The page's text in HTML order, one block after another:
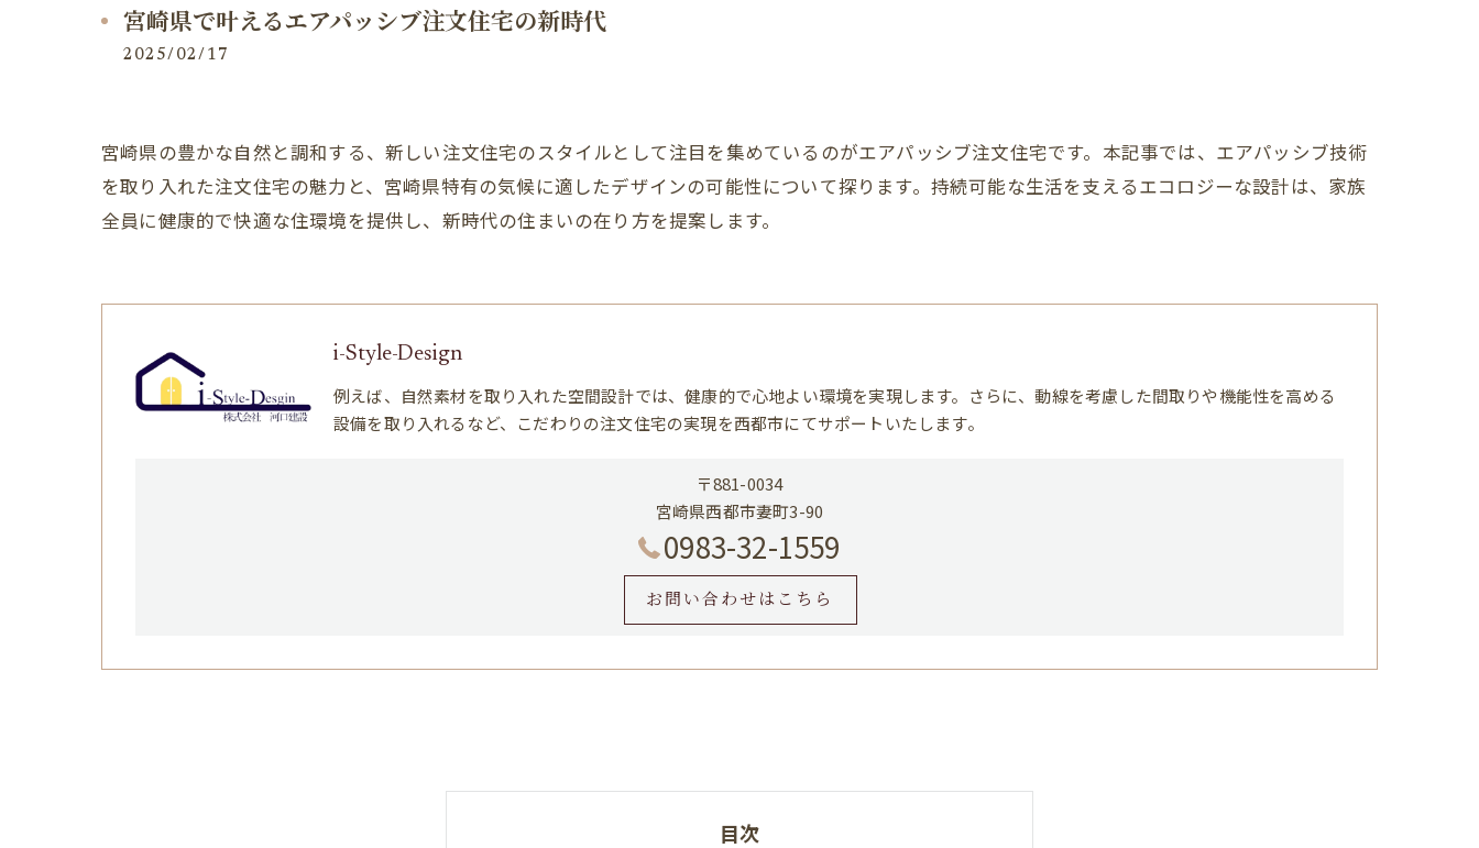
宮崎県で叶えるエアパッシブ注文住宅の新時代
2025/02/17
宮崎県の豊かな自然と調和する、新しい注文住宅のスタイルとして注目を集めているのがエアパッシブ注文住宅です。本記事では、エアパッシブ技術
を取り入れた注文住宅の魅力と、宮崎県特有の気候に適したデザインの可能性について探ります。持続可能な生活を支えるエコロジーな設計は、家族
全員に健康的で快適な住環境を提供し、新時代の住まいの在り方を提案します。
i-Style-Design
例えば、自然素材を取り入れた空間設計では、健康的で心地よい環境を実現します。さらに、動線を考慮した間取りや機能性を高める
設備を取り入れるなど、こだわりの注文住宅の実現を西都市にてサポートいたします。
〒881-0034
宮崎県西都市妻町3-90
0983-32-1559
お問い合わせはこちら
目次